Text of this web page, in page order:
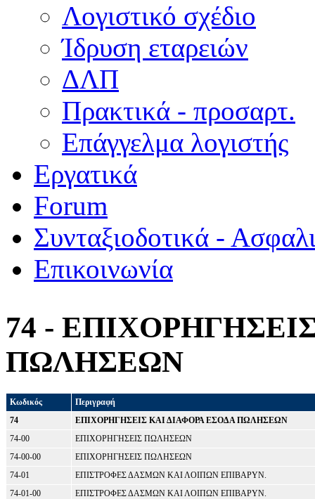
Λογιστικό σχέδιο
Ίδρυση εταρειών
ΔΛΠ
Πρακτικά - προσαρτ.
Επάγγελμα λογιστής
Εργατικά
Forum
Συνταξιοδοτικά -
Επικοινωνία
74 -
ΠΩΛΗΣΕΩΝ
Κωδικός
Περιγραφή
74
ΕΠΙΧΟΡΗΓΗΣΕΙΣ ΚΑΙ ΔΙΑΦΟΡΑ ΕΣΟΔΑ ΠΩΛΗΣΕΩΝ
74-00
ΕΠΙΧΟΡΗΓΗΣΕΙΣ ΠΩΛΗΣΕΩΝ
74-00-00
ΕΠΙΧΟΡΗΓΗΣΕΙΣ ΠΩΛΗΣΕΩΝ
74-01
ΕΠΙΣΤΡΟΦΕΣ ΔΑΣΜΩΝ ΚΑΙ ΛΟΙΠΩΝ ΕΠΙΒΑΡΥΝ.
74-01-00
ΕΠΙΣΤΡΟΦΕΣ ΔΑΣΜΩΝ ΚΑΙ ΛΟΙΠΩΝ ΕΠΙΒΑΡΥΝ.